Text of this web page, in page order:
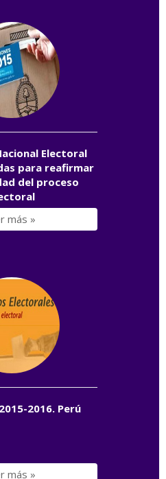
Electoral
para reafirmar
del proceso
más »
2016. Perú
más »